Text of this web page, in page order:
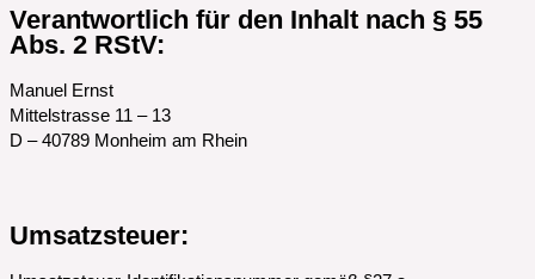
Verantwortlich für den Inhalt nach § 55
Abs. 2 RStV:
Manuel Ernst
Mittelstrasse 11 – 13
D – 40789 Monheim am Rhein
Umsatzsteuer: